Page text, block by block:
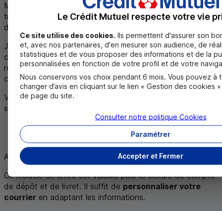
Mon compte bancaire étant débiteur de X €, vous
trouverez ci-joint la somme nécessaire afin de m’acquitter
du montant dû (joindre un chèque de paiement)
Je vous invite par ailleurs à m’indiquer, par retour de
courrier, les éventuelles démarches supplémentaires à
réaliser pour procéder à la clôture définitive de mon
compte bancaire.
Veuillez agréer, Madame, Monsieur, l’expression de mes
salutations distinguées.
Nom Prénom
Astuce
Ce modèle de lettre est valable pour la clôture de compte
de dépôt et de livret. Il suffit de personnaliser votre
courrier en adaptant les informations.
Le Crédit Mutuel respecte votre vie
Ce site utilise des cookies. Ils permettent d'assurer son
et, avec nos partenaires, d'en mesurer son audience, de
statistiques et de vous proposer des informations et de la
personnalisées en fonction de votre profil et de votre
Nous conservons vos choix pendant 6 mois. Vous pouvez à
changer d’avis en cliquant sur le lien « Gestion des cookies
de page du site.
Accepter et Fermer
Paramétrer
Consulter notre politique Cookies